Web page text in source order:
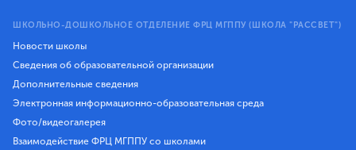
ШКОЛЬНО-ДОШКОЛЬНОЕ ОТДЕЛЕНИЕ ФРЦ МГППУ (ШКОЛА "РАССВЕТ")
Новости школы
Сведения об образовательной организации
Дополнительные сведения
Электронная информационно-образовательная среда
Фото/видеогалерея
Взаимодействие ФРЦ МГППУ со школами